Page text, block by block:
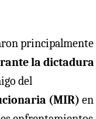
principalmente
la dictadura
del
(MIR) en